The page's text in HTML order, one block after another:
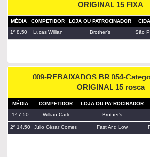
ORIGINAL 15 FIXA
MÉDIA COMPETIDOR LOJA OU PATROCINADOR
1º 8.50
Lucas Willian Brother's São
009-REBAIXADOS BR 054-
ORIGINAL 15 rosca
MÉDIA COMPETIDOR LOJA OU PATROCINADOR
1º 7.50
Willian Carli Brother's
2º 14.50 Julio César Gomes Fast And Low